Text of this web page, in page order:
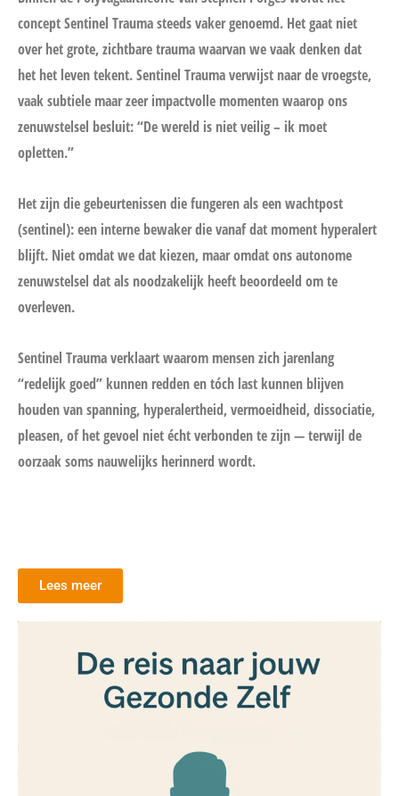
concept Sentinel Trauma steeds vaker genoemd. Het gaat niet
over het grote, zichtbare trauma waarvan we vaak denken dat
het het leven tekent. Sentinel Trauma verwijst naar de vroegste,
vaak subtiele maar zeer impactvolle momenten waarop ons
zenuwstelsel besluit: “De wereld is niet veilig – ik moet
opletten.”
Het zijn die gebeurtenissen die fungeren als een wachtpost
(sentinel): een interne bewaker die vanaf dat moment hyperalert
blijft. Niet omdat we dat kiezen, maar omdat ons autonome
zenuwstelsel dat als noodzakelijk heeft beoordeeld om te
overleven.
Sentinel Trauma verklaart waarom mensen zich jarenlang
“redelijk goed” kunnen redden en tóch last kunnen blijven
houden van spanning, hyperalertheid, vermoeidheid, dissociatie,
pleasen, of het gevoel niet écht verbonden te zijn — terwijl de
oorzaak soms nauwelijks herinnerd wordt.
Lees meer